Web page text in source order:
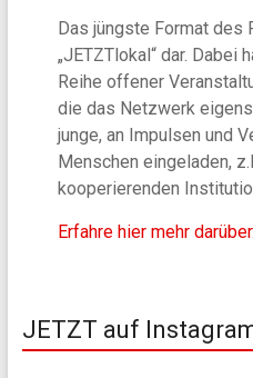
Das jüngste Format
„JETZTlokal“ dar. Dabei
Reihe offener
die das Netzwerk
junge, an Impulsen und
Menschen eingeladen,
kooperierenden
Erfahre hier mehr darüber.
JETZT auf